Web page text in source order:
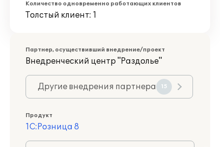
Количество одновременно работающих клиентов
Толстый клиент: 1
Партнер, осуществивший внедрение/проект
Внедренческий центр "Раздолье"
Другие внедрения партнера 15
Продукт
1С:Розница 8